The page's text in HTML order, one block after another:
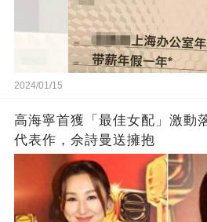
2024/01/15
高海寧首獲「最佳女配」激動
代表作，佘詩曼送擁抱